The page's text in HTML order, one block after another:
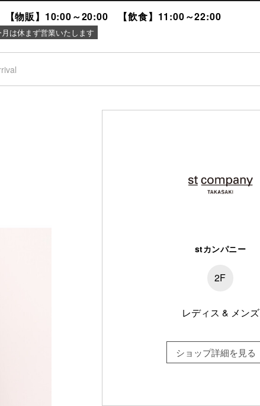
【物販】10:00～20:00 【飲食】11:00～22:00
は休まず営業いたします
stカンパニー
2F
レディス & メンズ
ショップ詳細を見る